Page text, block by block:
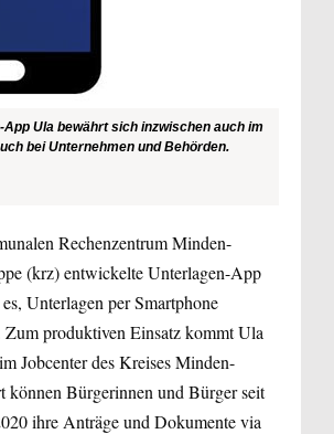
App Ula bewährt sich inzwischen auch im
bei Unternehmen und Behörden.
Rechenzentrum Minden-
(krz) entwickelte Unterlagen-App
Unterlagen per Smartphone
Zum produktiven Einsatz kommt Ula
Jobcenter des Kreises Minden-
können Bürgerinnen und Bürger seit
ihre Anträge und Dokumente via